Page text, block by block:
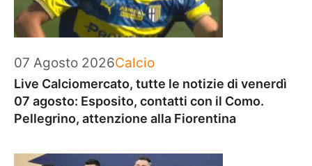
07 Agosto 2026Categorie
Calcio
Live Calciomercato, tutte le notizie di venerdì
07 agosto: Esposito, contatti con il Como.
Pellegrino, attenzione alla Fiorentina